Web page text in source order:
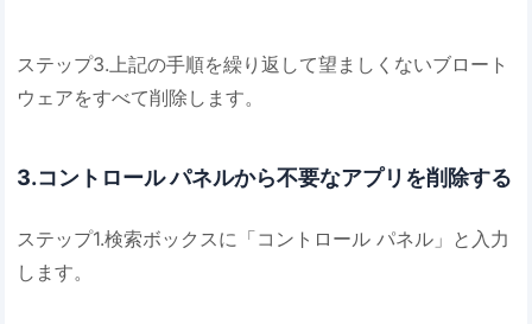
ステップ3.上記の手順を繰り返して望ましくないブロート
ウェアをすべて削除します。
3.コントロール パネルから不要なアプリを削除する
ステップ1.検索ボックスに「コントロール パネル」と入力
します。